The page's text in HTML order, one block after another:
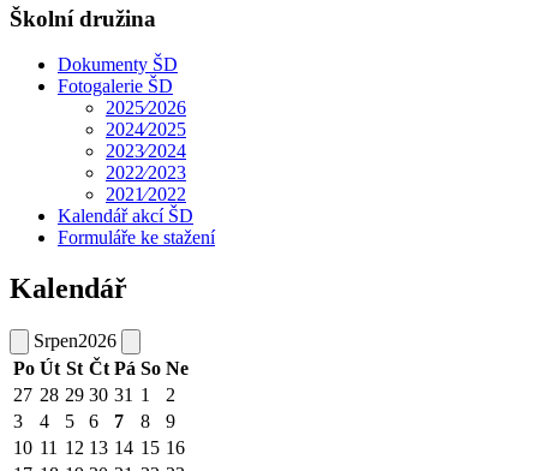
Školní družina
Dokumenty ŠD
Fotogalerie ŠD
2025⁄2026
2024⁄2025
2023⁄2024
2022⁄2023
2021⁄2022
Kalendář akcí ŠD
Formuláře ke stažení
Kalendář
Srpen2026
Po Út St Čt Pá So Ne
27 28 29 30 31 1
2
3
4 5 6 7 8
9
10 11 12 13 14 15 16